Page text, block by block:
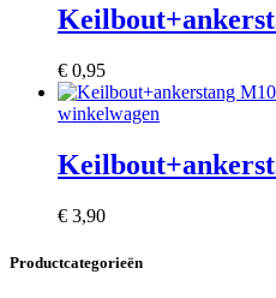
€ 0,95
winkelwagen
€ 3,90
Productcategorieën